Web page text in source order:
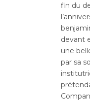
fin du
devant
une
par sa